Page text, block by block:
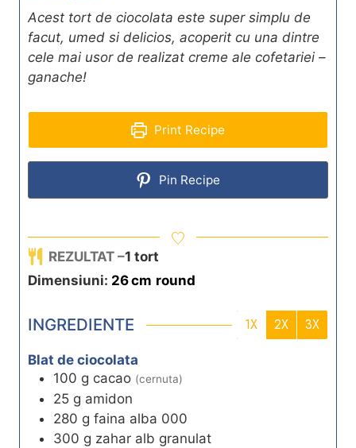
Acest tort de ciocolata este super simplu de
facut, umed si delicios, acoperit cu una dintre
cele mai usor de realizat creme ale cofetariei –
ganache!
Print Recipe
Pin Recipe
REZULTAT –1 tort
Dimensiuni: 26cm round
INGREDIENTE 1X 2X 3X
Blat de ciocolata
100 g cacao (cernuta)
25 g amidon
280 g faina alba 000
300 g zahar alb granulat